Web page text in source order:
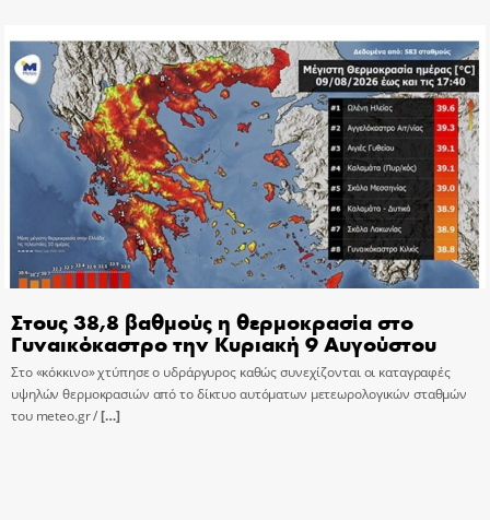
Στους 38,8 βαθμούς η θερμοκρασία στο
Γυναικόκαστρο την Κυριακή 9 Αυγούστου
Στο «κόκκινο» χτύπησε ο υδράργυρος καθώς συνεχίζονται οι καταγραφές
υψηλών θερμοκρασιών από το δίκτυο αυτόματων μετεωρολογικών σταθμών
του meteo.gr /[…]